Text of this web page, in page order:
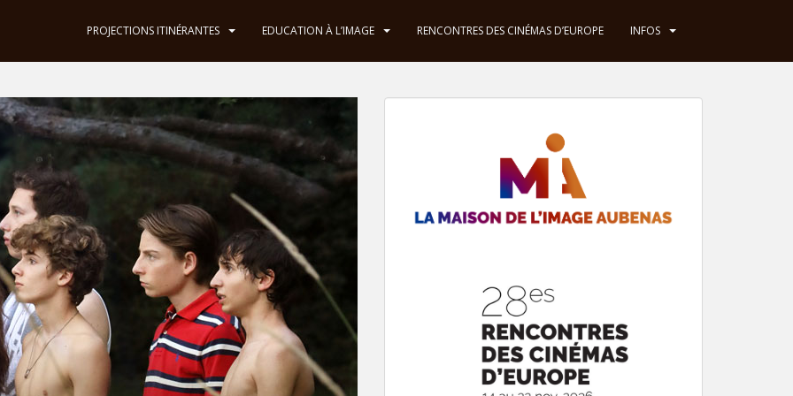
PROJECTIONS ITINÉRANTES EDUCATION À L’IMAGE RENCONTRES DES CINÉMAS D’EUROPE INFOS